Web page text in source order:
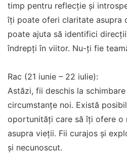
timp pentru reflecție și
îți poate oferi claritate asupra
poate ajuta să identifici
îndrepți în viitor. Nu-ți fie
Rac (21 iunie – 22 iulie):
Astăzi, fii deschis la
circumstanțe noi. Există
oportunități care să îți ofere o
asupra vieții. Fii curajos și
și necunoscut.